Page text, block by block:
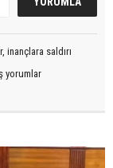
saldırı
yorumlar